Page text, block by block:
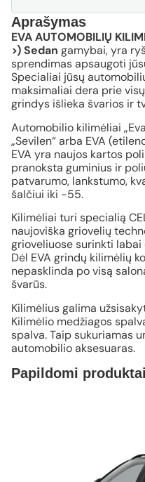
Aprašymas
EVA AUTOMOBILIŲ
>) Sedan gamybai, yra
sprendimas apsaugoti
Specialiai jūsų
maksimaliai dera prie
grindys išlieka švarios ir
Automobilio kilimėliai
„Sevilen“ arba EVA
EVA yra naujos kartos
pranoksta guminius ir
patvarumo, lankstumo,
šalčiui iki -55.
Kilimėliai turi specialią
naujoviška griovelių
grioveliuose surinkti
Dėl EVA grindų kilimėlių
nepasklinda po visą
švarūs.
Kilimėlius galima
Kilimėlio medžiagos
spalva. Taip sukuriamas
automobilio aksesuaras.
Papildomi produktai